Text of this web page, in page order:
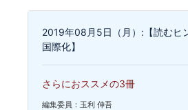
2019年08月5日（月）:【読む
国際化】
さらにおススメの3冊
編集委員：玉利 伸吾